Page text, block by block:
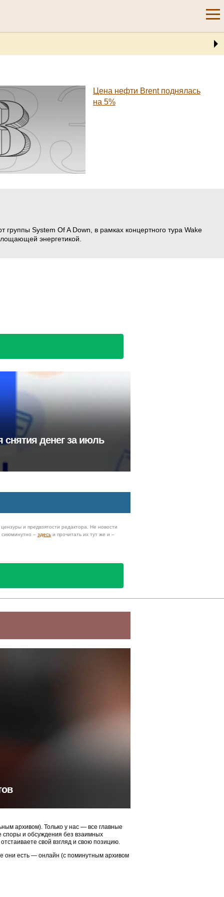
Цена нефти Brent поднялась
на 5%
System Of A Down, в рамках концертного тура Wake
энергетикой.
денег за июль
и предвзятости редактора. Не новости
сиюминутно – здесь и прочитать их тут же и –
архивом). Только у нас — все главные
споры и обсуждения без взаимных
свой взгляд и свою позицию.
они есть — онлайн (с поминутным архивом